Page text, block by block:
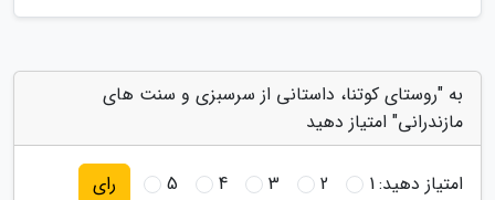
به "روستای کوتنا، داستانی از سرسبزی و سنت های
مازندرانی" امتیاز دهید
امتیاز دهید:1
2
3
4
5 رای